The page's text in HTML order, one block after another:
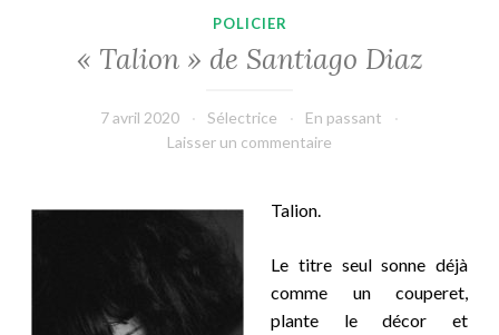
POLICIER
« Talion » de Santiago Diaz
7 avril 2020 Sélectrice
En passant
Laisser un commentaire
Talion.
Le titre seul sonne déjà
comme un couperet,
plante le décor et